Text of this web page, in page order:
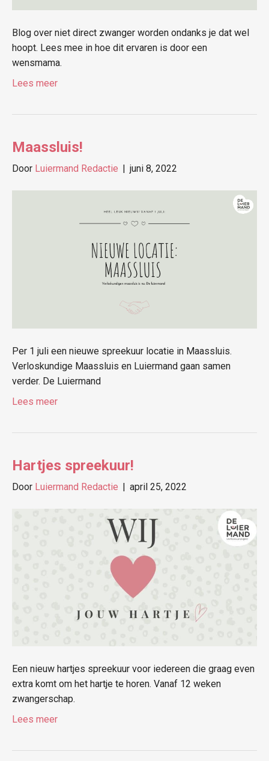
Blog over niet direct zwanger worden ondanks je dat wel
hoopt. Lees mee in hoe dit ervaren is door een
wensmama.
Lees meer
Maassluis!
Door Luiermand Redactie | juni 8, 2022
Per 1 juli een nieuwe spreekuur locatie in Maassluis.
Verloskundige Maassluis en Luiermand gaan samen
verder. De Luiermand
Lees meer
Hartjes spreekuur!
Door Luiermand Redactie | april 25, 2022
Een nieuw hartjes spreekuur voor iedereen die graag even
extra komt om het hartje te horen. Vanaf 12 weken
zwangerschap.
Lees meer